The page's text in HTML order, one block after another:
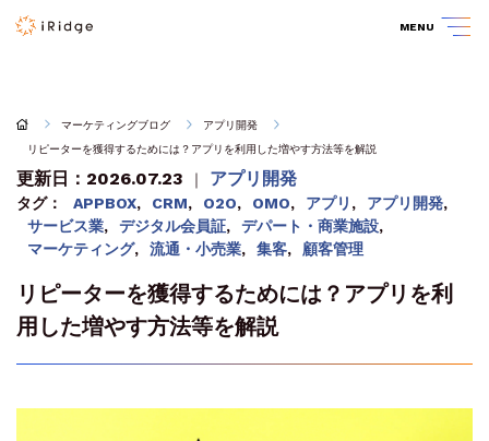
MENU
マーケティングブログ
アプリ開発
リピーターを獲得するためには？アプリを利用した増やす方法等を解説
更新日：2026.07.23 ｜ アプリ開発
タグ： APPBOX, CRM, O2O, OMO, アプリ , アプリ開発,
サービス業, デジタル会員証, デパート・商業施設,
マーケティング, 流通・小売業, 集客, 顧客管理
リピーターを獲得するためには？アプリを利
用した増やす方法等を解説